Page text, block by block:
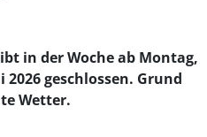
in der Woche ab Montag,
2026 geschlossen. Grund
Wetter.